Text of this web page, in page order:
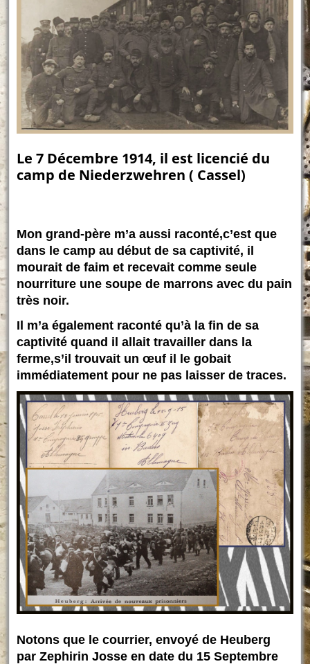
Le 7 Décembre 1914, il est licencié du
camp de Niederzwehren ( Cassel)
Mon grand-père m’a aussi raconté,c’est que
dans le camp au début de sa captivité, il
mourait de faim et recevait comme seule
nourriture une soupe de marrons avec du pain
très noir.
Il m’a également raconté qu’à la fin de sa
captivité quand il allait travailler dans la
ferme,s’il trouvait un œuf il le gobait
immédiatement pour ne pas laisser de traces.
Notons que le courrier, envoyé de Heuberg
par Zephirin Josse en date du 15 Septembre